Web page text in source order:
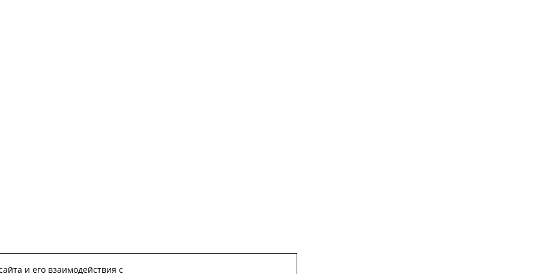
и его взаимодействия с